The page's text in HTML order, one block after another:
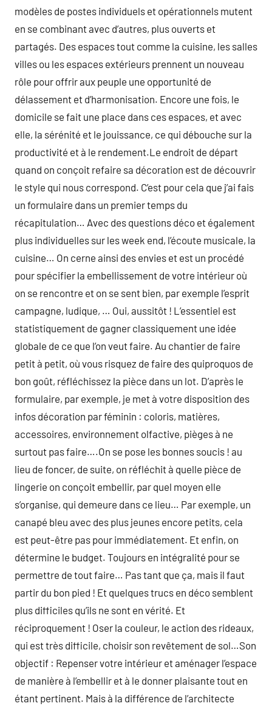
modèles de postes individuels et opérationnels mutent
en se combinant avec d’autres, plus ouverts et
partagés. Des espaces tout comme la cuisine, les salles
villes ou les espaces extérieurs prennent un nouveau
rôle pour offrir aux peuple une opportunité de
délassement et d’harmonisation. Encore une fois, le
domicile se fait une place dans ces espaces, et avec
elle, la sérénité et le jouissance, ce qui débouche sur la
productivité et à le rendement.Le endroit de départ
quand on conçoit refaire sa décoration est de découvrir
le style qui nous correspond. C’est pour cela que j’ai fais
un formulaire dans un premier temps du
récapitulation… Avec des questions déco et également
plus individuelles sur les week end, l’écoute musicale, la
cuisine… On cerne ainsi des envies et est un procédé
pour spécifier la embellissement de votre intérieur où
on se rencontre et on se sent bien, par exemple l’esprit
campagne, ludique, … Oui, aussitôt ! L’essentiel est
statistiquement de gagner classiquement une idée
globale de ce que l’on veut faire. Au chantier de faire
petit à petit, où vous risquez de faire des quiproquos de
bon goût, réfléchissez la pièce dans un lot. D’après le
formulaire, par exemple, je met à votre disposition des
infos décoration par féminin : coloris, matières,
accessoires, environnement olfactive, pièges à ne
surtout pas faire….On se pose les bonnes soucis ! au
lieu de foncer, de suite, on réfléchit à quelle pièce de
lingerie on conçoit embellir, par quel moyen elle
s’organise, qui demeure dans ce lieu… Par exemple, un
canapé bleu avec des plus jeunes encore petits, cela
est peut-être pas pour immédiatement. Et enfin, on
détermine le budget. Toujours en intégralité pour se
permettre de tout faire… Pas tant que ça, mais il faut
partir du bon pied ! Et quelques trucs en déco semblent
plus difficiles qu’ils ne sont en vérité. Et
réciproquement ! Oser la couleur, le action des rideaux,
qui est très difficile, choisir son revêtement de sol…Son
objectif : Repenser votre intérieur et aménager l’espace
de manière à l’embellir et à le donner plaisante tout en
étant pertinent. Mais à la différence de l’architecte